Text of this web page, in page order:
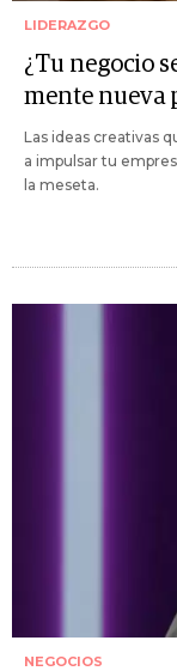
LIDERAZGO
¿Tu negocio
mente nueva
Las ideas creativas
a impulsar tu
la meseta.
NEGOCIOS